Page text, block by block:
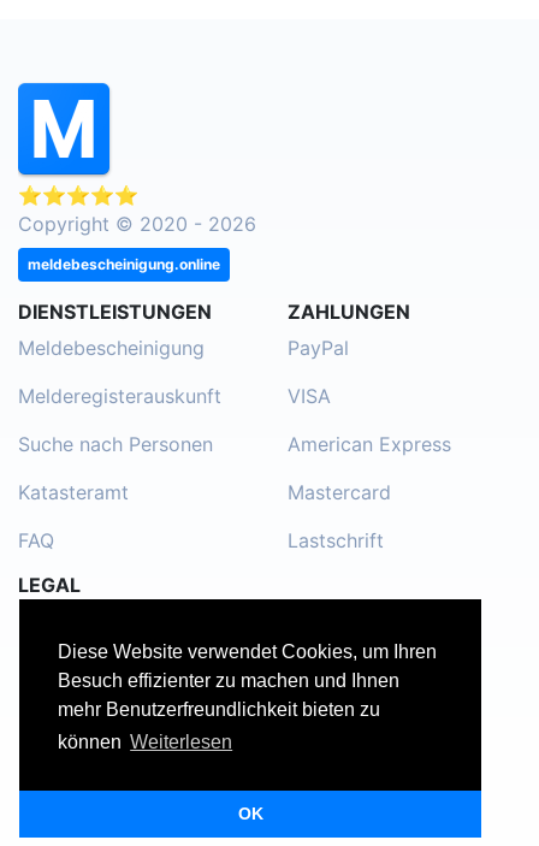
Diese Website verwendet Cookies, um Ihren
Besuch effizienter zu machen und Ihnen
mehr Benutzerfreundlichkeit bieten zu
können Weiterlesen
OK
⭐⭐⭐⭐⭐
Copyright © 2020 - 2026
meldebescheinigung.online
DIENSTLEISTUNGEN
Meldebescheinigung
Melderegisterauskunft
Suche nach Personen
Katasteramt
FAQ
ZAHLUNGEN
PayPal
VISA
American Express
Mastercard
Lastschrift
LEGAL
Kontakt
Datenschutzerklärung